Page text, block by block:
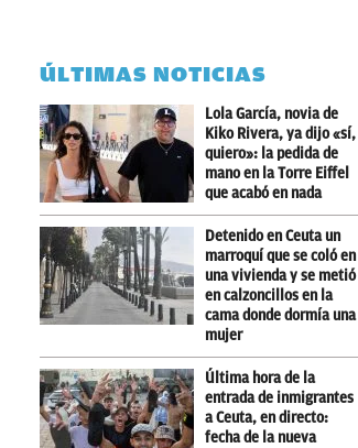
ÚLTIMAS NOTICIAS
Lola García, novia de
Kiko Rivera, ya dijo «sí,
quiero»: la pedida de
mano en la Torre Eiffel
que acabó en nada
Detenido en Ceuta un
marroquí que se coló en
una vivienda y se metió
en calzoncillos en la
cama donde dormía una
mujer
Última hora de la
entrada de inmigrantes
a Ceuta, en directo:
fecha de la nueva